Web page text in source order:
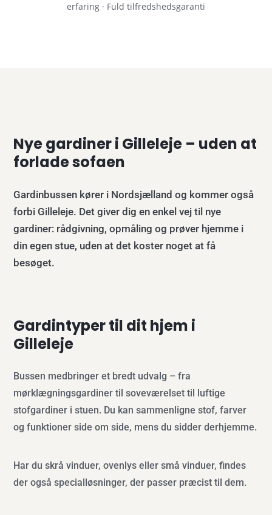
erfaring · Fuld tilfredshedsgaranti
Nye gardiner i Gilleleje – uden at
forlade sofaen
Gardinbussen kører i Nordsjælland og kommer også
forbi Gilleleje. Det giver dig en enkel vej til nye
gardiner: rådgivning, opmåling og prøver hjemme i
din egen stue, uden at det koster noget at få
besøget.
Gardintyper til dit hjem i
Gilleleje
Bussen medbringer et bredt udvalg – fra
mørklægningsgardiner til soveværelset til luftige
stofgardiner i stuen. Du kan sammenligne stof, farver
og funktioner side om side, mens du sidder derhjemme.
Har du skrå vinduer, ovenlys eller små vinduer, findes
der også specialløsninger, der passer præcist til dem.